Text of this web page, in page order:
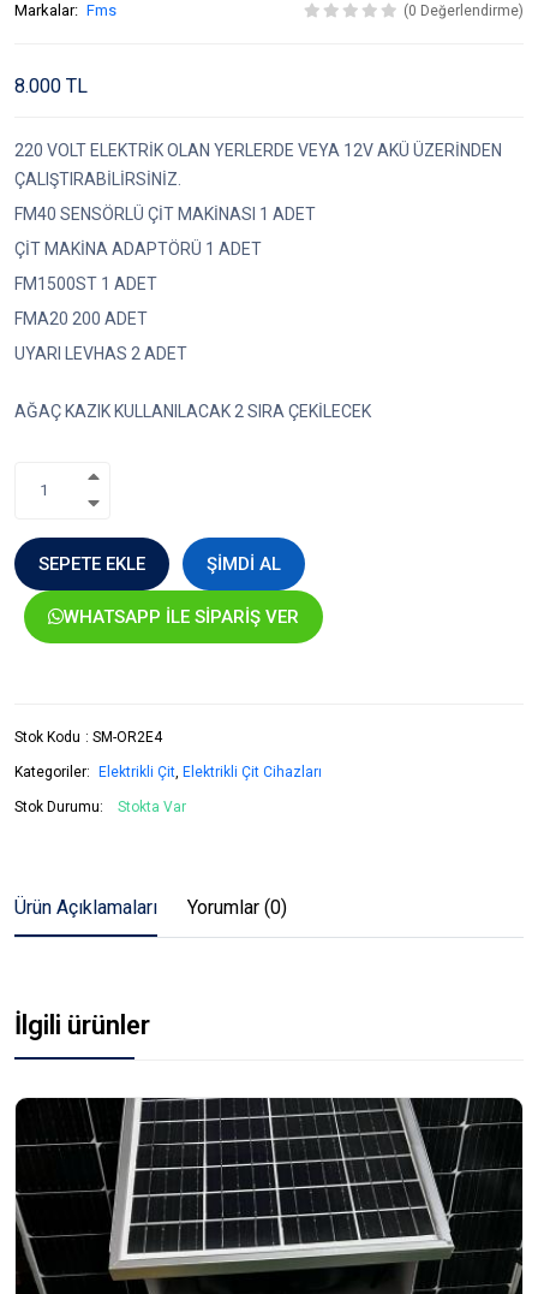
Markalar: Fms (0 Değerlendirme)
8.000 TL
220 VOLT ELEKTRİK OLAN YERLERDE VEYA 12V AKÜ ÜZERİNDEN
ÇALIŞTIRABİLİRSİNİZ.
FM40 SENSÖRLÜ ÇİT MAKİNASI 1 ADET
ÇİT MAKİNA ADAPTÖRÜ 1 ADET
FM1500ST 1 ADET
FMA20 200 ADET
UYARI LEVHAS 2 ADET
AĞAÇ KAZIK KULLANILACAK 2 SIRA ÇEKİLECEK
SEPETE EKLE ŞIMDI AL
WHATSAPP İLE SIPARIŞ VER
Stok Kodu : SM-OR2E4
Kategoriler: Elektrikli Çit, Elektrikli Çit Cihazları
Stok Durumu: Stokta Var
Ürün Açıklamaları Yorumlar (0)
İlgili ürünler